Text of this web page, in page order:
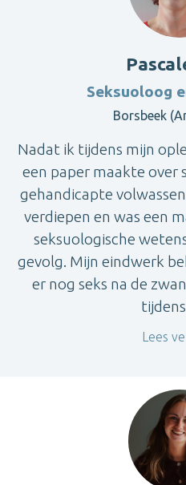
Seksuoloog
Borsbeek
Nadat ik tijdens mijn
een paper maakte over
gehandicapte
verdiepen en was een
seksuologische
gevolg. Mijn eindwerk
er nog seks na de
Lees